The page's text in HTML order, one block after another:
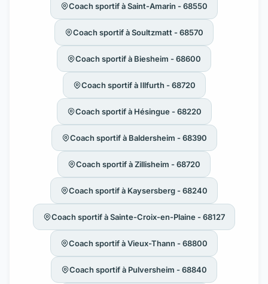
Coach sportif à Saint-Amarin - 68550
Coach sportif à Soultzmatt - 68570
Coach sportif à Biesheim - 68600
Coach sportif à Illfurth - 68720
Coach sportif à Hésingue - 68220
Coach sportif à Baldersheim - 68390
Coach sportif à Zillisheim - 68720
Coach sportif à Kaysersberg - 68240
Coach sportif à Sainte-Croix-en-Plaine - 68127
Coach sportif à Vieux-Thann - 68800
Coach sportif à Pulversheim - 68840